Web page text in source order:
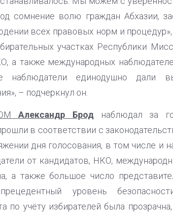
сомнение волю граждан Абхазии,
всех правовых норм и
участках Республики
а также международных
наблюдатели единодушно дали
– подчеркнул он.
Александр Брод
наблюдал за
в соответствии с
дня голосования, в том числе и
от кандидатов, НКО,
а также большое число
уровень
по учёту избирателей была